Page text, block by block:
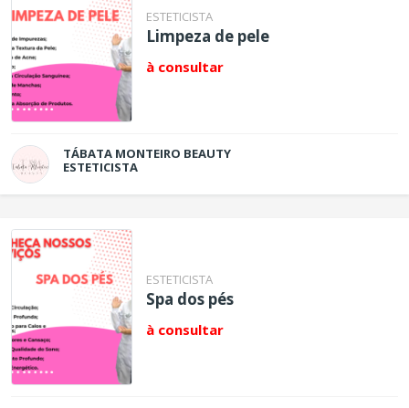
ESTETICISTA
Limpeza de pele
à consultar
TÁBATA MONTEIRO BEAUTY
ESTETICISTA
ESTETICISTA
Spa dos pés
à consultar